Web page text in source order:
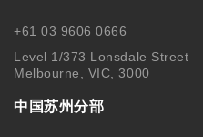
+61 03 9606 0666
Level 1/373 Lonsdale Street
Melbourne, VIC, 3000
中国苏州分部